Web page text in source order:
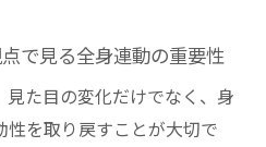
で見る全身連動の重要性
た目の変化だけでなく、身
性を取り戻すことが大切で